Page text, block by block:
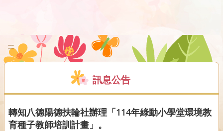
:::
訊息公告
轉知八德陽德扶輪社辦理「114年綠動小學堂環境教
育種子教師培訓計畫」。